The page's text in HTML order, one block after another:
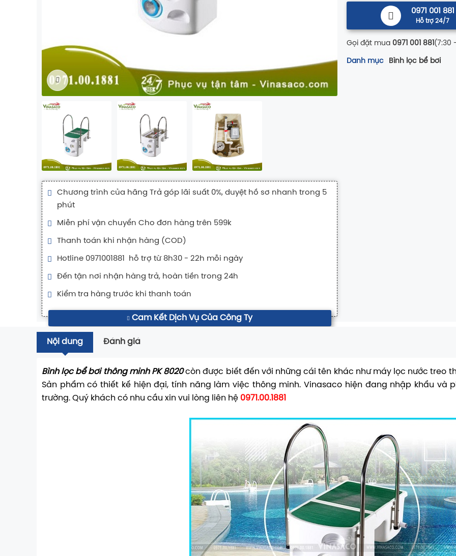
Cam Kết Dịch Vụ Của Công Ty
Chương trình của hãng Trả góp lãi suất 0%, duyệt hồ sơ nhanh trong 5
phút
Miễn phí vận chuyển Cho đơn hàng trên 599k
Thanh toán khi nhận hàng (COD)
Hotline 0971001881 hỗ trợ từ 8h30 - 22h mỗi ngày
Đến tận nơi nhận hàng trả, hoàn tiền trong 24h
Kiểm tra hàng trước khi thanh toán
0971 001 881
Hỗ trợ 24/7
Gọi đặt mua0971 001 881(7:30
Danh mục Bình lọc bể bơi
Nội dung Đánh giá
Bình lọc bể bơi thông minh PK 8020còn được biết đến với những cái tên khác như máy lọc nước treo
Sản phẩm có thiết kế hiện đại, tính năng làm việc thông minh. Vinasaco hiện đang nhập khẩu và
trường. Quý khách có nhu cầu xin vui lòng liên hệ 0971.00.1881